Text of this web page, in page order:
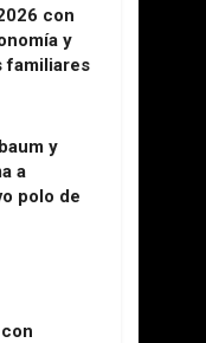
con
y
familiares
y
a
polo de